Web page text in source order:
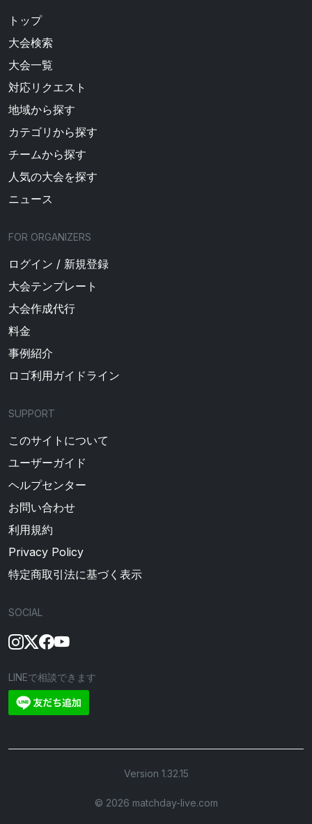
トップ
大会検索
大会一覧
対応リクエスト
地域から探す
カテゴリから探す
チームから探す
人気の大会を探す
ニュース
FOR ORGANIZERS
ログイン / 新規登録
大会テンプレート
大会作成代行
料金
事例紹介
ロゴ利用ガイドライン
SUPPORT
このサイトについて
ユーザーガイド
ヘルプセンター
お問い合わせ
利用規約
Privacy Policy
特定商取引法に基づく表示
SOCIAL
LINEで相談できます
Version 1.32.15
©︎ 2026 matchday-live.com